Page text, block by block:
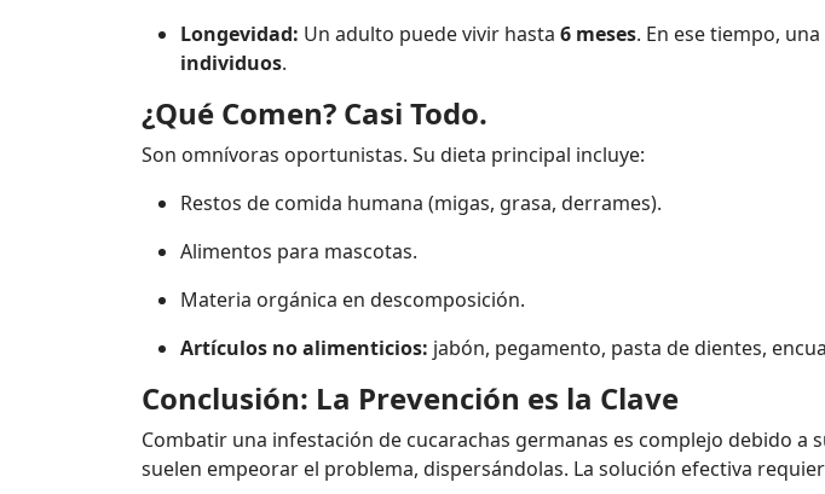
Longevidad: Un adulto puede vivir hasta 6 meses. En ese tiempo,
individuos.
¿Qué Comen? Casi Todo.
Son omnívoras oportunistas. Su dieta principal incluye:
Restos de comida humana (migas, grasa, derrames).
Alimentos para mascotas.
Materia orgánica en descomposición.
Artículos no alimenticios: jabón, pegamento, pasta de dientes,
Conclusión: La Prevención es la Clave
Combatir una infestación de cucarachas germanas es complejo debido
suelen empeorar el problema, dispersándolas. La solución efectiva